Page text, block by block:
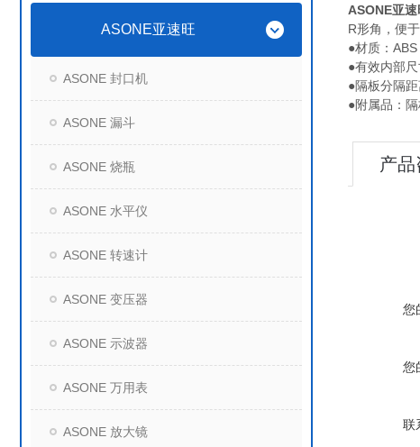
ASONE亚速旺
ASONE 封口机
ASONE 漏斗
ASONE 烧瓶
ASONE 水平仪
ASONE 转速计
ASONE 变压器
ASONE 示波器
ASONE 万用表
ASONE 放大镜
ASONE亚
R形角，便
●材质：
●有效内部
●隔板分隔
●附属品：
产品
您
您
联